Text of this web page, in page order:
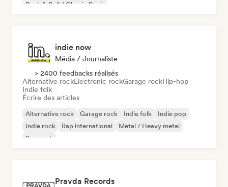
Rock & Roll / Classic Rock
indie now
Média / Journaliste
> 2400 feedbacks réalisés
Alternative rockElectronic rockGarage rockHip-hop
Indie folk
Écrire des articles
Alternative rock Garage rock Indie folk
Indie pop
Indie rock
Rap international
Metal / Heavy metal
Pop rock
Pravda Records